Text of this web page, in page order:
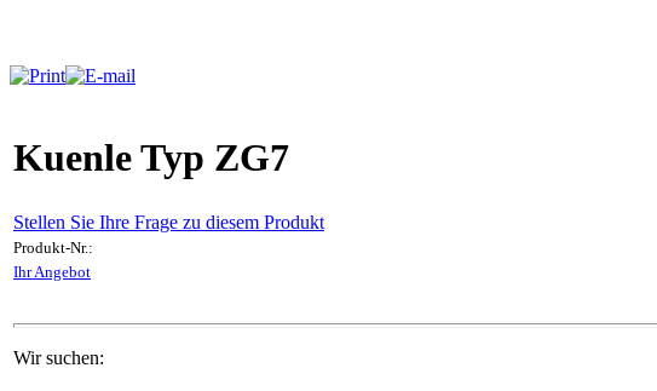
Kuenle Typ ZG7
Stellen Sie Ihre Frage zu diesem Produkt
Produkt-Nr.:
Ihr Angebot
Wir suchen: